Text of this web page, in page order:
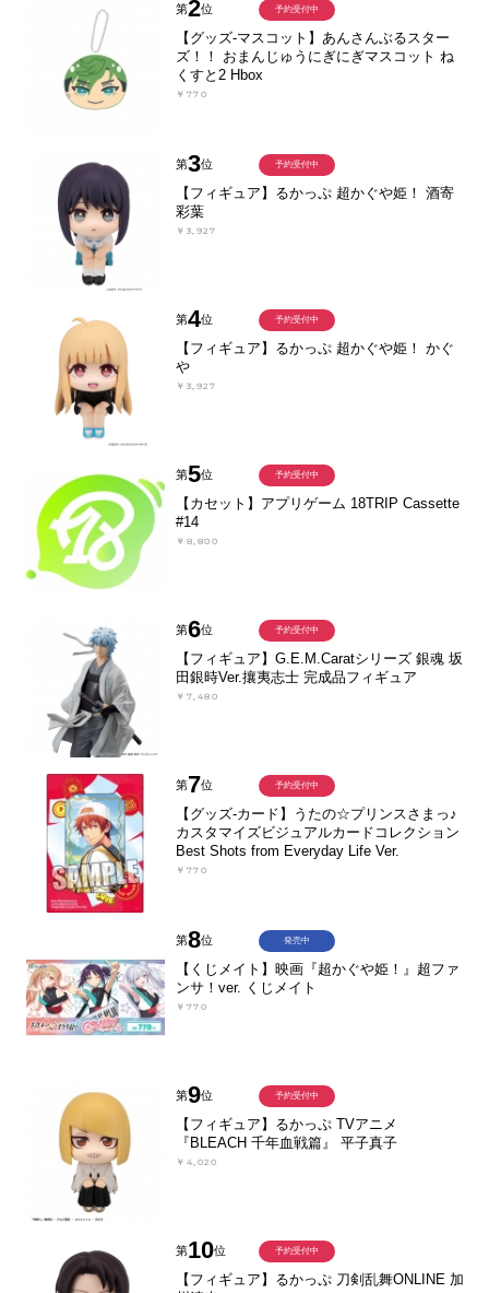
第2位
【グッズ-マスコット】あんさんぶるスター
ズ！！ おまんじゅうにぎにぎマスコット ね
くすと2 Hbox
￥770
予約受付中
第3位
【フィギュア】るかっぷ 超かぐや姫！ 酒寄
彩葉
￥3,927
予約受付中
第4位
【フィギュア】るかっぷ 超かぐや姫！ かぐ
や
￥3,927
予約受付中
第5位
【カセット】アプリゲーム 18TRIP Cassette
#14
￥8,800
予約受付中
第6位
【フィギュア】G.E.M.Caratシリーズ 銀魂 坂
田銀時Ver.攘夷志士 完成品フィギュア
￥7,480
予約受付中
第7位
【グッズ-カード】うたの☆プリンスさまっ♪
カスタマイズビジュアルカードコレクション
Best Shots from Everyday Life Ver.
￥770
予約受付中
第8位
【くじメイト】映画『超かぐや姫！』超ファ
ンサ！ver. くじメイト
￥770
発売中
第9位
【フィギュア】るかっぷ TVアニメ
『BLEACH 千年血戦篇』 平子真子
￥4,020
予約受付中
第10位
【フィギュア】るかっぷ 刀剣乱舞ONLINE 加
予約受付中